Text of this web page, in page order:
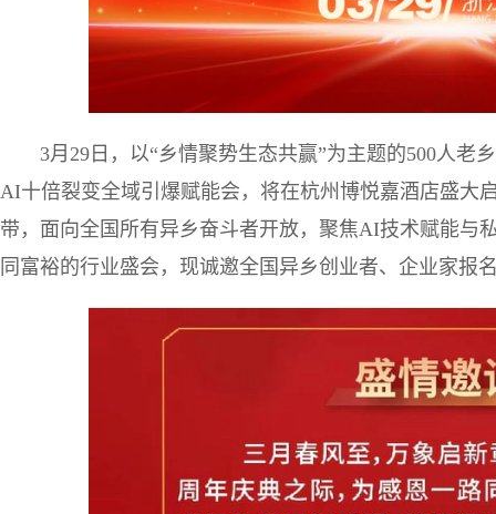
3月29日，以“乡情聚势生态共赢”为主题的500人老
AI十倍裂变全域引爆赋能会，将在杭州博悦嘉酒店盛大
带，面向全国所有异乡奋斗者开放，聚焦AI技术赋能与
同富裕的行业盛会，现诚邀全国异乡创业者、企业家报